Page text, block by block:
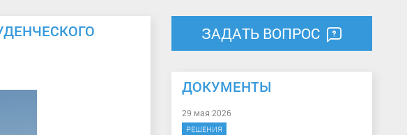
ЗАДАТЬ ВОПРОС
ДОКУМЕНТЫ
29 мая 2026
РЕШЕНИЯ